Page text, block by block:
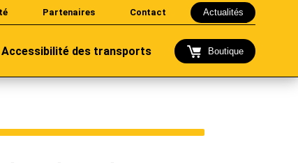
Partenaires Contact Actualités
Accessibilité des transports Boutique